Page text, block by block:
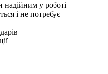
надійним у роботі
і не потребує